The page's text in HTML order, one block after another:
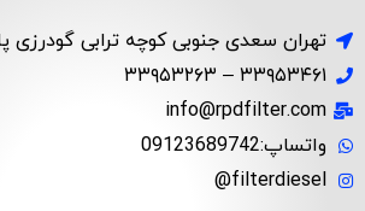
تهران سعدی جنوبی کوچه ترابی گودرزی
۳۳۹۵۳۴۶۱ – ۳۳۹۵۳۲۶۳
info@rpdfilter.com
واتساپ:09123689742
filterdiesel@